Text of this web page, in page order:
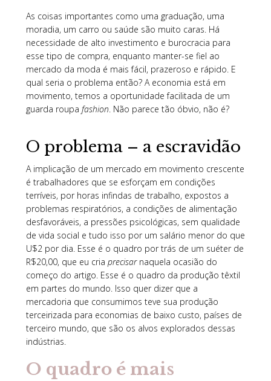
As coisas importantes como uma graduação, uma
moradia, um carro ou saúde são muito caras. Há
necessidade de alto investimento e burocracia para
esse tipo de compra, enquanto manter-se fiel ao
mercado da moda é mais fácil, prazeroso e rápido. E
qual seria o problema então? A economia está em
movimento, temos a oportunidade facilitada de um
guarda roupa fashion. Não parece tão óbvio, não é?
O problema – a escravidão
A implicação de um mercado em movimento crescente
é trabalhadores que se esforçam em condições
terríveis, por horas infindas de trabalho, expostos a
problemas respiratórios, a condições de alimentação
desfavoráveis, a pressões psicológicas, sem qualidade
de vida social e tudo isso por um salário menor do que
U$2 por dia. Esse é o quadro por trás de um suéter de
R$20,00, que eu cria precisarnaquela ocasião do
começo do artigo. Esse é o quadro da produção têxtil
em partes do mundo. Isso quer dizer que a
mercadoria que consumimos teve sua produção
terceirizada para economias de baixo custo, países de
terceiro mundo, que são os alvos explorados dessas
indústrias.
O quadro é mais